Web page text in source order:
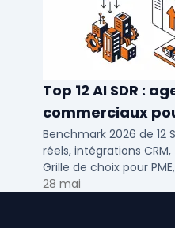
Top 12 AI SDR :
commerciaux
2026
Benchmark 2026 de 12
réels, intégrations
Grille de choix pour
prospection
28 mai